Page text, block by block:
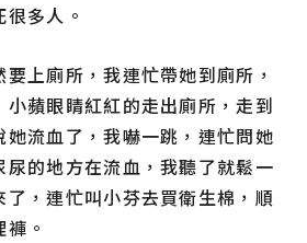
多人。
上廁所，我連忙帶她到廁所，
蘋眼睛紅紅的走出廁所，走到
流血了，我嚇一跳，連忙問她
的地方在流血，我聽了就鬆一
了，連忙叫小芬去買衛生棉，順
。